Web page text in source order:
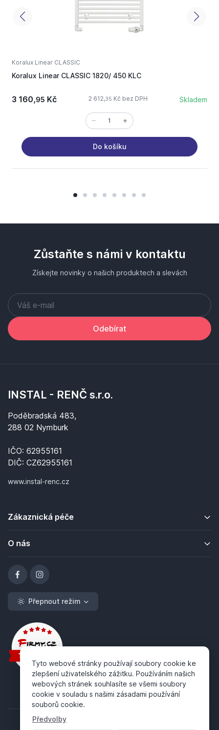
Koralux Linear CLASSIC
Koralux Linear CLASSIC 1820/ 450 KLC
3 160,95 Kč 2 612,35 Kč bez DPH Skladem
Do košíku
Zůstaňte s námi v kontaktu
Získejte novinky o našich produktech a slevách
Odebírat
INSTAL - RENČ s.r.o.
Poděbradská 483,
288 02 Nymburk
IČO: 62955161
DIČ: CZ62955161
www.instal-renc.cz
Zákaznická péče
O nás
Přepnout režim
Tyto webové stránky používají soubory cookie ke
zlepšení uživatelského zážitku. Používáním našich
webových stránek souhlasíte se všemi soubory
cookie v souladu s našimi zásadami používání
souborů cookie.
Předvolby